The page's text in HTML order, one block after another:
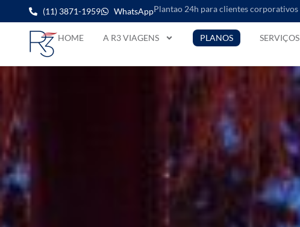
(11) 3871-1959 WhatsAppPlantao 24h para clientes corporativos
HOME A R3 VIAGENS PLANOS SERVIÇOS